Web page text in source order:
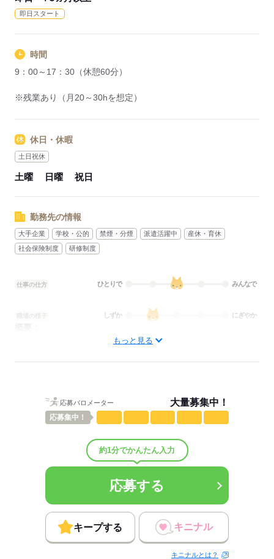
即日スタート
時間
9：00～17：30（休憩60分）
※残業あり（月20～30hを想定）
休日・休暇
土日祝休
土曜 日曜 祝日
勤務先の情報
大手企業 学校・公的 禁煙・分煙 派遣活躍中
産休・育休
社会保険制度
研修制度
仕事の仕方 ひとりで みんなで
しずか にぎやか
もっと見る
応募バロメーター 大量募集中！
応募集中！
約1分でかんたん入力
応募する
キープする キニナル
キニナルとは？